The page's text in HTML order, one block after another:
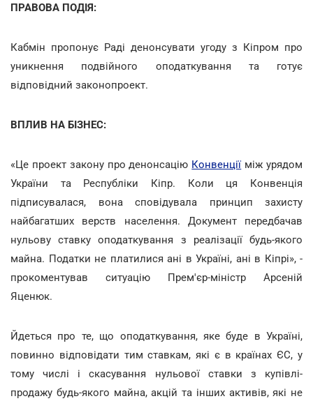
ПРАВОВА ПОДІЯ:
Кабмін пропонує Раді денонсувати угоду з Кіпром про
уникнення подвійного оподаткування та готує
відповідний законопроект.
ВПЛИВ НА БІЗНЕС:
«Це проект закону про денонсацію Конвенції між урядом
України та Республіки Кіпр. Коли ця Конвенція
підписувалася, вона сповідувала принцип захисту
найбагатших верств населення. Документ передбачав
нульову ставку оподаткування з реалізації будь-якого
майна. Податки не платилися ані в Україні, ані в Кіпрі», -
прокоментував ситуацію Прем'єр-міністр Арсеній
Яценюк.
Йдеться про те, що оподаткування, яке буде в Україні,
повинно відповідати тим ставкам, які є в країнах ЄС, у
тому числі і скасування нульової ставки з купівлі-
продажу будь-якого майна, акцій та інших активів, які не